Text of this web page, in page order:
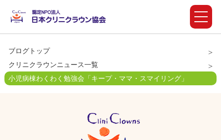
ブログトップ
クリニクラウンニュース一覧
小児病棟わくわく勉強会「キープ・ママ・スマイリング」